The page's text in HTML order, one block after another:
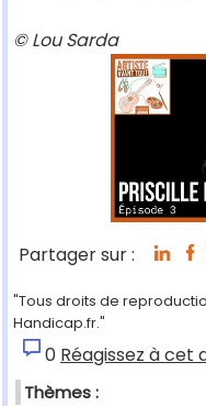
© Lou Sarda
Partager sur :
"Tous droits de
Handicap.fr."
0 Réagissez à cet
Thèmes :